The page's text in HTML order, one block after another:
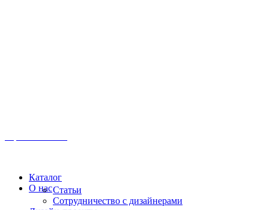
Каталог
О насСтатьи
Сотрудничество с дизайнерами